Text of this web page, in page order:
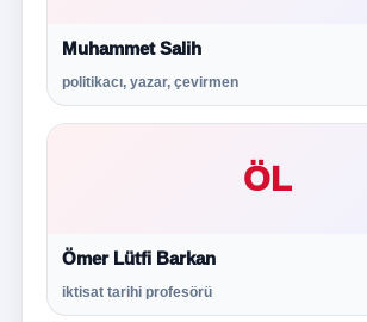
Muhammet Salih
politikacı, yazar, çevirmen
ÖL
Ömer Lütfi Barkan
iktisat tarihi profesörü